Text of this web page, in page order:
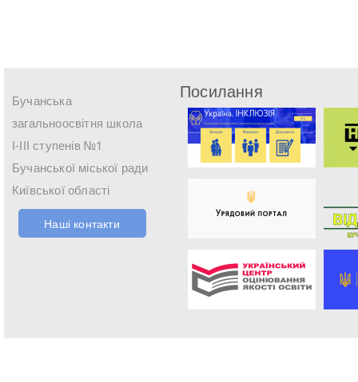
Бучанська
загальноосвітня школа
І-ІІІ ступенів №1
Бучанської міської ради
Київської області
Наші контакти
Посилання